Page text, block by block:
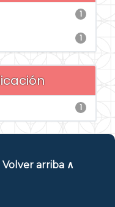
1
1
1
Volver arriba ∧